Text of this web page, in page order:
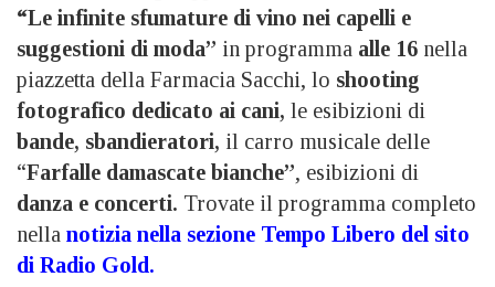
“Le infinite sfumature di vino nei capelli e
suggestioni di moda” in programma alle 16 nella
piazzetta della Farmacia Sacchi, lo shooting
fotografico dedicato ai cani, le esibizioni di
bande, sbandieratori, il carro musicale delle
“Farfalle damascate bianche”, esibizioni di
danza e concerti. Trovate il programma completo
nella notizia nella sezione Tempo Libero del sito
di Radio Gold.